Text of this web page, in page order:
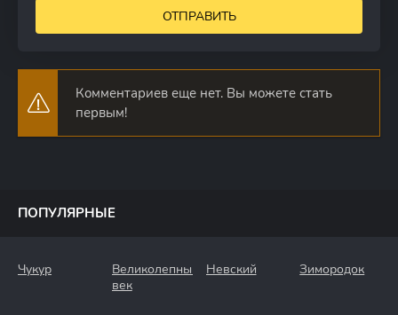
ОТПРАВИТЬ
Комментариев еще нет. Вы можете стать
первым!
ПОПУЛЯРНЫЕ
Чукур
Великолепный
век
Невский Зимородок